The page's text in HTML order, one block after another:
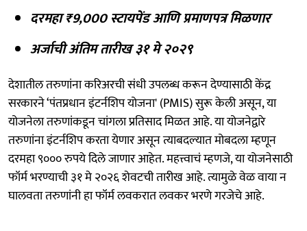
दरमहा ₹9,000 स्टायपेंड आणि प्रमाणपत्र मिळणार
अर्जाची अंतिम तारीख ३१ मे २०२९
देशातील तरुणांना करिअरची संधी उपलब्ध करून देण्यासाठी केंद्र
सरकारने ‘पंतप्रधान इंटर्नशिप योजना' (PMIS) सुरू केली असून, या
योजनेला तरुणांकडून चांगला प्रतिसाद मिळत आहे. या योजनेद्वारे
तरुणांना इंटर्नशिप करता येणार असून त्याबदल्यात मोबदला म्हणून
दरमहा ९००० रुपये दिले जाणार आहेत. महत्त्वाचं म्हणजे, या योजनेसाठी
फॉर्म भरण्याची ३१ मे २०२६ शेवटची तारीख आहे. त्यामुळे वेळ वाया न
घालवता तरुणांनी हा फॉर्म लवकरात लवकर भरणे गरजेचे आहे.